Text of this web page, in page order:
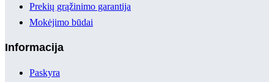
Prekių grąžinimo garantija
Mokėjimo būdai
Informacija
Paskyra